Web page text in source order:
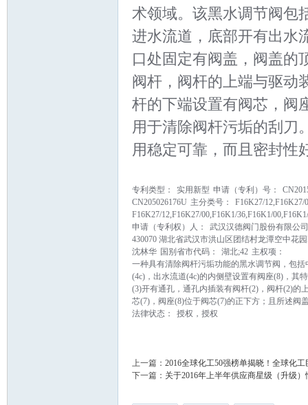
术领域。该黑水调节阀包
进水流道，底部开有出水
口处固定有阀盖，阀盖的
阀杆，阀杆的上端与驱动
杆的下端设置有阀芯，阀
用于清除阀杆污垢的刮刀
用稳定可靠，而且密封性
专利类型： 实用新型 申请（专利）号：
CN205026176U 主分类号：
F16K27/12,F16K27/
F16K27/12,F16K27/00,F16K1/36,F16K1/
申请（专利权）人：
武汉汉德阀门股份有限公司
430070 湖北省武汉市洪山区团结村龙潭空中花
沈林华 国别省市代码： 湖北;42 主权项：
一种具有清除阀杆污垢功能的黑水调节阀，包
(4c)，出水流道(4c)的内侧壁设置有阀座(8)，其
(3)开有通孔，通孔内插装有阀杆(2)，阀杆(2)的
芯(7)，阀座(8)位于阀芯(7)的正下方；且所述阀
法律状态：
授权，授权
上一篇： 2016全球化工50强榜单揭晓！全球化工
下一篇： 关于2016年上半年供应商星级（升级